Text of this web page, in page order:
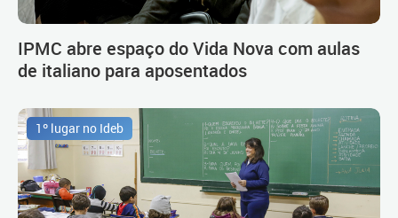
IPMC abre espaço do Vida Nova com aulas
de italiano para aposentados
1º lugar no Ideb